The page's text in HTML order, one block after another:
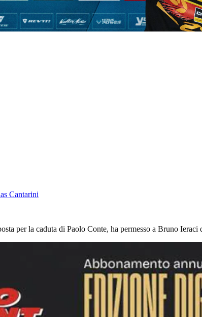
Cantarini
per la caduta di Paolo Conte, ha permesso a Bruno